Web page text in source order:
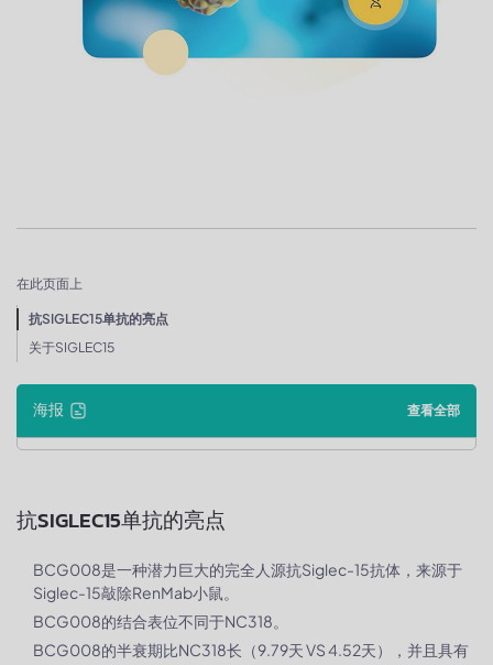
在此页面上
抗SIGLEC15单抗的亮点
关于SIGLEC15
海报 查看全部
抗SIGLEC15单抗的亮点
BCG008是一种潜力巨大的完全人源抗Siglec-15抗体，来源于
Siglec-15敲除RenMab小鼠。
BCG008的结合表位不同于NC318。
BCG008的半衰期比NC318长（9.79天 VS 4.52天），并且具有